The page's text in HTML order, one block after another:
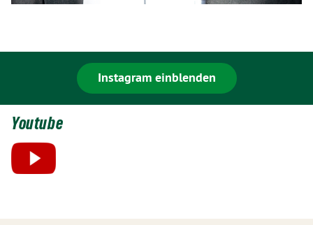
Instagram einblenden
Youtube